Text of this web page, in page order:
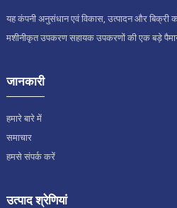
यह कंपनी अनुसंधान एवं विकास, उत्पादन और बिक्री
मशीनीकृत उपकरण सहायक उपकरणों की एक बड़े पैमाने
जानकारी
हमारे बारे में
समाचार
हमसे संपर्क करें
उत्पाद श्रेणियां